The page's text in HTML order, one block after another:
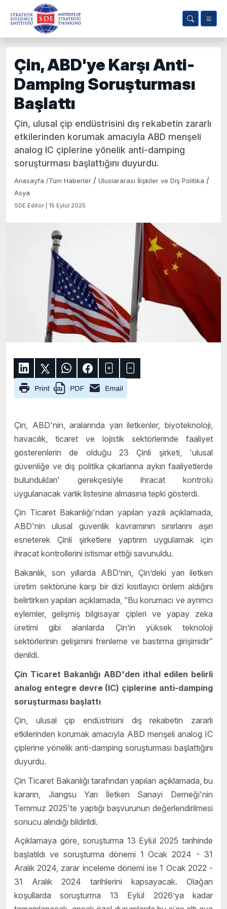
Çin, ABD'ye Karşı Anti-
Damping Soruşturması
Başlattı
Çin, ulusal çip endüstrisini dış rekabetin zararlı
etkilerinden korumak amacıyla ABD menşeli
analog IC çiplerine yönelik anti-damping
soruşturması başlattığını duyurdu.
Anasayfa /Tüm Haberler / Uluslararası İlişkiler ve Dış Politika /
Asya
SDE Editör | 15 Eylül 2025
Çin, ABD'nin, aralarında yarı iletkenler, biyoteknoloji,
havacılık, ticaret ve lojistik sektörlerinde faaliyet
gösterenlerin de olduğu 23 Çinli şirketi, 'ulusal
güvenliğe ve dış politika çıkarlarına aykırı faaliyetlerde
bulundukları' gerekçesiyle ihracat kontrolü
uygulanacak varlık listesine almasına tepki gösterdi.
Çin Ticaret Bakanlığı'ndan yapılan yazılı açıklamada,
ABD'nin ulusal güvenlik kavramının sınırlarını aşırı
esneterek Çinli şirketlere yaptırım uygulamak için
ihracat kontrollerini istismar ettiği savunuldu.
Bakanlık, son yıllarda ABD’nin, Çin’deki yarı iletken
üretim sektörüne karşı bir dizi kısıtlayıcı önlem aldığını
belirtirken yapılan açıklamada, “Bu korumacı ve ayrımcı
eylemler, gelişmiş bilgisayar çipleri ve yapay zeka
üretimi gibi alanlarda Çin’in yüksek teknoloji
sektörlerinin gelişimini frenleme ve bastırma girişimidir”
denildi.
Çin Ticaret Bakanlığı ABD'den ithal edilen belirli
analog entegre devre (IC) çiplerine anti-damping
soruşturması başlattı
Çin, ulusal çip endüstrisini dış rekabetin zararlı
etkilerinden korumak amacıyla ABD menşeli analog IC
çiplerine yönelik anti-damping soruşturması başlattığını
duyurdu.
Çin Ticaret Bakanlığı tarafından yapılan açıklamada, bu
kararın, Jiangsu Yarı İletken Sanayi Derneği'nin
Temmuz 2025'te yaptığı başvurunun değerlendirilmesi
sonucu alındığı bildirildi.
Açıklamaya göre, soruşturma 13 Eylül 2025 tarihinde
başlatıldı ve soruşturma dönemi 1 Ocak 2024 - 31
Aralık 2024, zarar inceleme dönemi ise 1 Ocak 2022 -
31 Aralık 2024 tarihlerini kapsayacak. Olağan
koşullarda soruşturma 13 Eylül 2026’ya kadar